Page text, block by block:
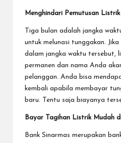
Menghindari Pemutusan
Tiga bulan adalah jangka
untuk melunasi tunggakan.
dalam jangka waktu tersebut,
permanen dan nama Anda
pelanggan. Anda bisa
kembali apabila membayar
baru. Tentu saja biayanya
Bayar Tagihan Listrik Mudah
Bank Sinarmas merupakan